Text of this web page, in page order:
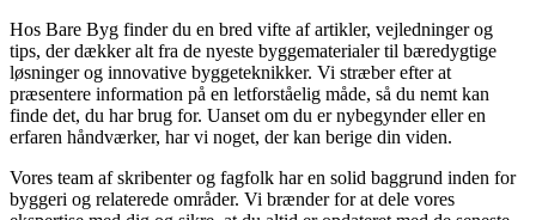
Hos Bare Byg finder du en bred vifte af artikler, vejledninger og
tips, der dækker alt fra de nyeste byggematerialer til bæredygtige
løsninger og innovative byggeteknikker. Vi stræber efter at
præsentere information på en letforståelig måde, så du nemt kan
finde det, du har brug for. Uanset om du er nybegynder eller en
erfaren håndværker, har vi noget, der kan berige din viden.
Vores team af skribenter og fagfolk har en solid baggrund inden for
byggeri og relaterede områder. Vi brænder for at dele vores